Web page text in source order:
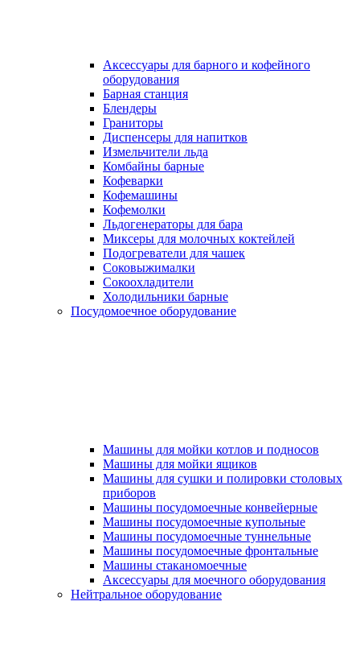
Аксессуары для барного и кофейного
оборудования
Барная станция
Блендеры
Граниторы
Диспенсеры для напитков
Измельчители льда
Комбайны барные
Кофеварки
Кофемашины
Кофемолки
Льдогенераторы для бара
Миксеры для молочных коктейлей
Подогреватели для чашек
Соковыжималки
Сокоохладители
Холодильники барные
Посудомоечное оборудование
Машины для мойки котлов и подносов
Машины для мойки ящиков
Машины для сушки и полировки столовых
приборов
Машины посудомоечные конвейерные
Машины посудомоечные купольные
Машины посудомоечные туннельные
Машины посудомоечные фронтальные
Машины стаканомоечные
Аксессуары для моечного оборудования
Нейтральное оборудование